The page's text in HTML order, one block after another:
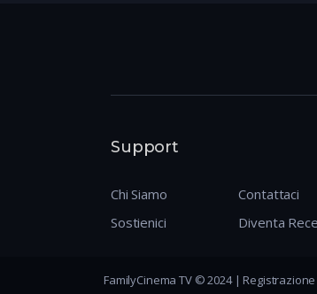
Support
Chi Siamo
Sostienici
Contattaci
Diventa
FamilyCinema TV © 2024 |